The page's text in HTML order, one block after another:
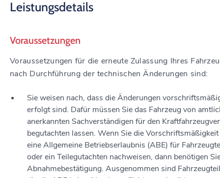
Leistungsdetails
Voraussetzungen
Voraussetzungen für die erneute Zulassung Ihres
nach Durchführung der technischen Änderungen sind:
Sie weisen nach, dass die Änderungen
erfolgt sind. Dafür müssen Sie das Fahrzeug von
anerkannten Sachverständigen für den
begutachten lassen. Wenn Sie die
eine Allgemeine Betriebserlaubnis (ABE) für Fahr
oder ein Teilegutachten nachweisen, dann benötigen
Abnahmebestätigung. Ausgenommen sind